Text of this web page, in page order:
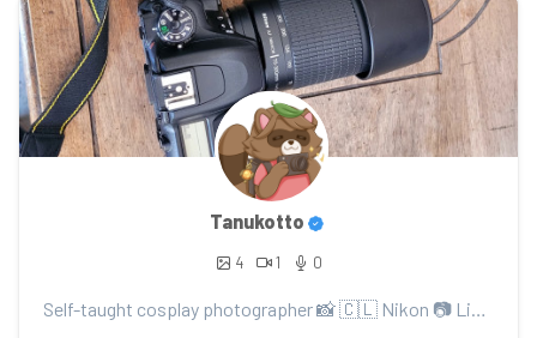
Tanukotto
4 1 0
Self-taught cosplay photographer 📸 🇨🇱 Nikon 📷 Lightroom 🖥️ Hoyocreator ✨